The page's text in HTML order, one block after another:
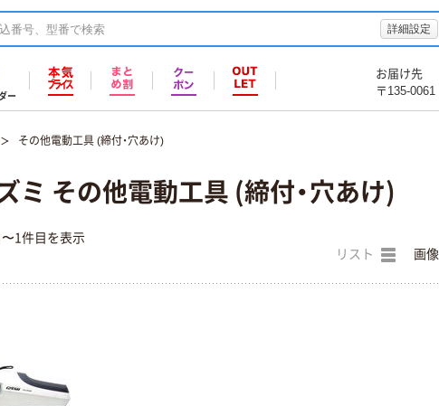
詳細設定
ー
お届け先
〒135-0061
その他電動工具 (締付・穴あけ)
ミ その他電動工具 (締付・穴あけ)
1件目を表示
リスト 画像